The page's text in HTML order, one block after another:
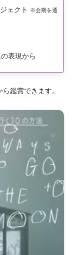
ェクト
※会期を通
表現から
鑑賞できます。